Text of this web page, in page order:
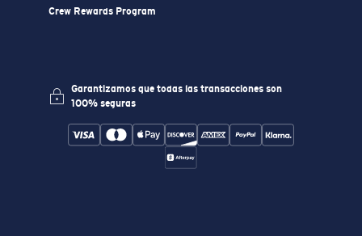
Crew Rewards Program
Garantizamos que todas las transacciones son
100% seguras